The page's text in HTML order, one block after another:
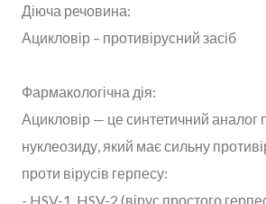
Діюча речовина:
Ацикловір – противірусний засіб
Фармакологічна дія:
Ацикловір — це синтетичний аналог
нуклеозиду, який має сильну
проти вірусів герпесу:
- HSV-1, HSV-2 (вірус простого